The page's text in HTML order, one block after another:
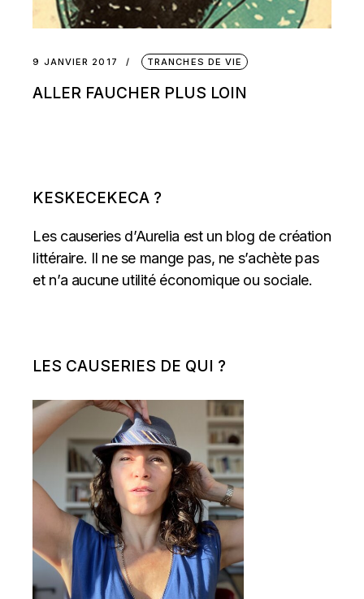
9 JANVIER 2017 TRANCHES DE VIE
ALLER FAUCHER PLUS LOIN
KESKECEKECA ?
Les causeries d’Aurelia est un blog de création
littéraire. Il ne se mange pas, ne s’achète pas
et n’a aucune utilité économique ou sociale.
LES CAUSERIES DE QUI ?